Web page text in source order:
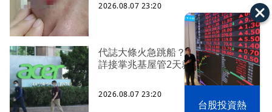
台股投資熱
2026.08.07 23:20
代誌大條火急跳船？ 宏碁派任李文
詳接掌兆基屋管2天就喊撤出！
2026.08.07 23:20